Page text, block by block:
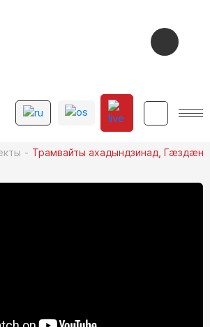
ВРЕМЯ
Трамвайты ахадындзинад,